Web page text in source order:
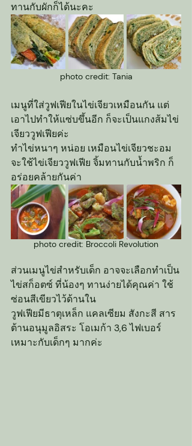
ทานกับผักก็ได้นะคะ
photo credit: Tania
เมนูที่ใส่วูฟเฟียในไข่เจียวเหมือนกัน แต่
เอาไปทำให้แซ่บขึ้นอีก ก็จะเป็นแกงส้มไข่
เจียววูฟเฟียค่ะ
ทำไข่หนาๆ หน่อย เหมือนไข่เจียวชะอม
จะใช้ไข่เจียววูฟเฟีย จิ้มทานกับน้ำพริก ก็
อร่อยคล้ายกันค่า
photo credit: Broccoli Revolution
ส่วนเมนูไข่สำหรับเด็ก อาจจะเลือกทำเป็น
ไข่สก็อตซ์ ที่น้องๆ ทานง่ายได้คุณค่า ใช้
ซ่อนสีเขียวไว้ด้านใน
วูฟเฟียมีธาตุเหล็ก แคลเซียม สังกะสี สาร
ต้านอนุมูลอิสระ โอเมก้า 3,6 ไฟเบอร์
เหมาะกับเด็กๆ มากค่ะ